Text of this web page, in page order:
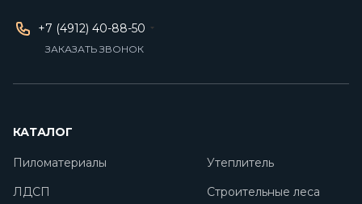
+7 (4912) 40-88-50
ЗАКАЗАТЬ ЗВОНОК
КАТАЛОГ
Пиломатериалы
Утеплитель
ЛДСП
Строительные леса